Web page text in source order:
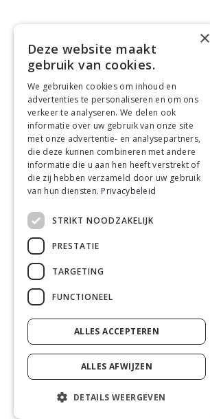
×
Deze website maakt
gebruik van cookies.
We gebruiken cookies om inhoud en
advertenties te personaliseren en om ons
verkeer te analyseren. We delen ook
informatie over uw gebruik van onze site
met onze advertentie- en analysepartners,
die deze kunnen combineren met andere
informatie die u aan hen heeft verstrekt of
die zij hebben verzameld door uw gebruik
van hun diensten. Privacybeleid
STRIKT NOODZAKELIJK
PRESTATIE
TARGETING
FUNCTIONEEL
ALLES ACCEPTEREN
ALLES AFWIJZEN
DETAILS WEERGEVEN